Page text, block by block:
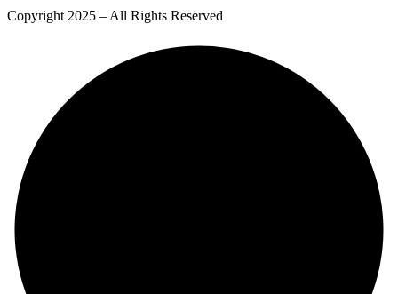
Copyright 2025 – All Rights Reserved